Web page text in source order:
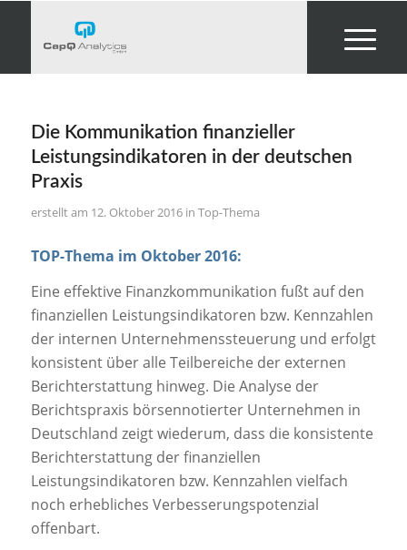
Die Kommunikation finanzieller
Leistungsindikatoren in der deutschen
Praxis
12. Oktober 2016 in Top-Thema
TOP-Thema im Oktober 2016:
Eine effektive Finanzkommunikation fußt auf den
finanziellen Leistungsindikatoren bzw. Kennzahlen
der internen Unternehmenssteuerung und erfolgt
konsistent über alle Teilbereiche der externen
Berichterstattung hinweg. Die Analyse der
Berichtspraxis börsennotierter Unternehmen in
Deutschland zeigt wiederum, dass die konsistente
Berichterstattung der finanziellen
Leistungsindikatoren bzw. Kennzahlen vielfach
noch erhebliches Verbesserungspotenzial
offenbart.